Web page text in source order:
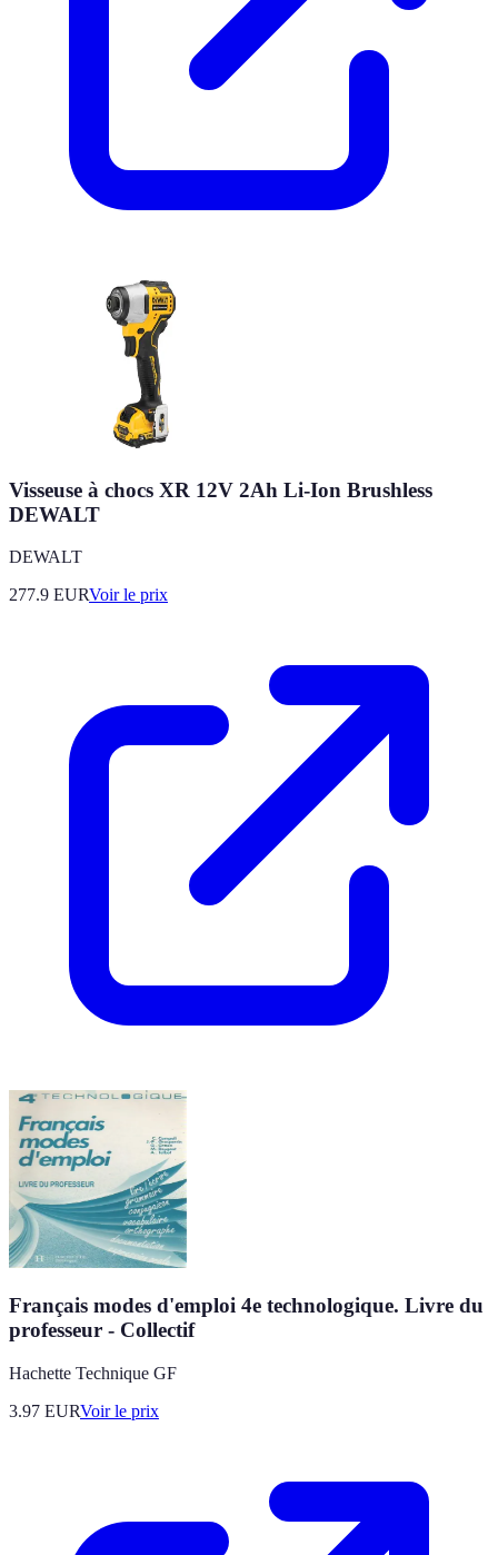
Visseuse à chocs XR 12V 2Ah Li-Ion Brushless
DEWALT
DEWALT
277.9 EURVoir le prix
Français modes d'emploi 4e technologique. Livre du
professeur - Collectif
Hachette Technique GF
3.97 EURVoir le prix